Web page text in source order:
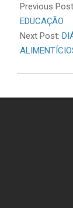
06-
02
Previous
EDUCAÇÃO
Next Post: